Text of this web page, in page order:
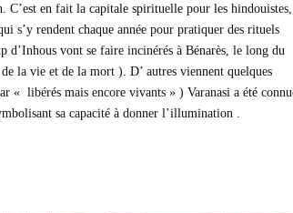
C’est en fait la capitale spirituelle pour les hindouistes,
s’y rendent chaque année pour pratiquer des rituels
d’Inhous vont se faire incinérés à Bénarès, le long du
la vie et de la mort ). D’ autres viennent quelques
« libérés mais encore vivants » ) Varanasi a été
sa capacité à donner l’illumination .